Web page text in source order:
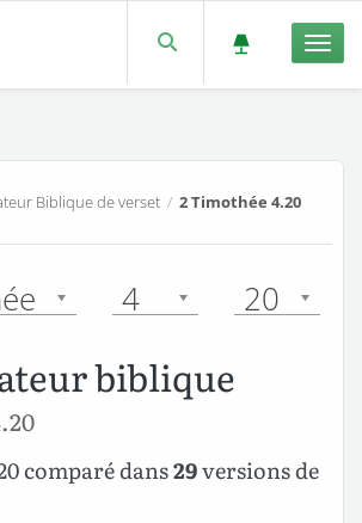
Biblique de verset /2 Timothée 4.20
4 20
biblique
comparé dans29versions de